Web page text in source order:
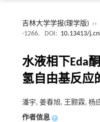
吉林大学学报(理学版) ››
-1266.
DOI: 10.13413/
水液相下Eda
氢自由基反应
潘宇, 姜春旭, 王颢霖, 杨
作者信息 +